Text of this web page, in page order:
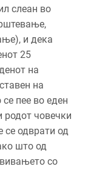
слеан во
и дека
25
на
на
пее во еден
родот човечки
се одврати од
што од
со